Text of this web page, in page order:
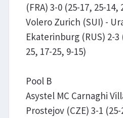
(FRA) 3-0 (25-17, 25-14,
Volero Zurich (SUI) -
Ekaterinburg (RUS) 2-3
25, 17-25, 9-15)
Pool B
Asystel MC Carnaghi
Prostejov (CZE) 3-1